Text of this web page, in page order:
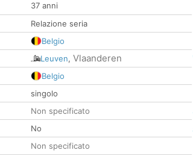
37 anni
Relazione seria
Belgio
Leuven, Vlaanderen
Belgio
singolo
Non specificato
No
Non specificato